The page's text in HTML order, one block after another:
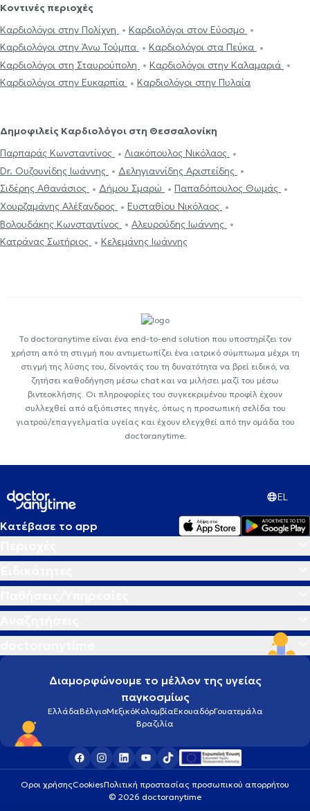
Κοντινές περιοχές
Καρδιολόγοι στην Πολίχνη
Καρδιολόγοι στον Εύοσμο
Καρδιολόγοι στην Άνω Τούμπα
Καρδιολόγοι στα Πεύκα
Καρδιολόγοι στη Σταυρούπολη
Καρδιολόγοι στην Καλαμαριά
Καρδιολόγοι στην Ευκαρπία
Καρδιολόγοι στην Πυλαία
Δημοφιλείς Καρδιολόγοι στη Θεσσαλονίκη
Παρπαράς Κωνσταντίνος
Λιακόπουλος Νικόλαος
Dr. Ουζουνίδης Ιωάννης
Δεληγιαννίδης Αριστείδης
Σιδέρης Αθανάσιος
Δήμου Σμαρώ
Παπαδόπουλος Θωμάς
Χουρζαμάνης Αλέξανδρος
Ευσταθίου Νικόλαος
Βολουδάκης Κωνσταντίνος
Αλευρούδης Ιωάννης
Κατράνας Σωτήριος
Κελεμάνης Ιωάννης
Το doctoranytime είναι ένα end-to-end solution που υποστηρίζει τον
χρήστη από τη στιγμή που αντιμετωπίζει ένα ιατρικό σύμπτωμα μέχρι τη
στιγμή της λύσης του, δίνοντάς του τη δυνατότητα να βρεί ειδικό, να
ζητήσει καθοδήγηση μέσω chat και να μιλήσει μαζί του μέσω
βιντεοκλήσης. Οι πληροφορίες του συγκεκριμένου προφίλ έχουν
συλλεχθεί από αξιόπιστες πηγές, όπως η προσωπική σελίδα του
γιατρού/επαγγελματία υγείας και έχουν ελεγχθεί από την ομάδα του
doctoranytime.
EL
Κατέβασε το app
Διαμορφώνουμε το μέλλον της υγείας
παγκοσμίως
ΕλλάδαΒέλγιοΜεξικόΚολομβίαΕκουαδόρΓουατεμάλα
Βραζιλία
Οροι χρήσηςCookiesΠολιτική προστασίας προσωπικού απορρήτου
© 2026 doctoranytime